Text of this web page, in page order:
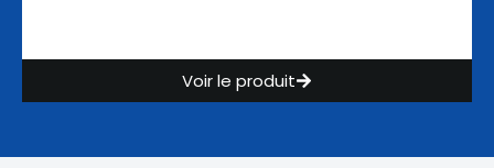
Voir le produit